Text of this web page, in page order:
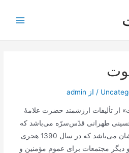
/ از admin
از تألیفات ارزشمند حضرت علامۀ
طهرانی قدّس‌سرّه می‌باشد که
اصل آن، مواعظ و منبرهای ایشان می‌باشد که در سال 1390 هجری
مجتمعات برای عموم مؤمنین و